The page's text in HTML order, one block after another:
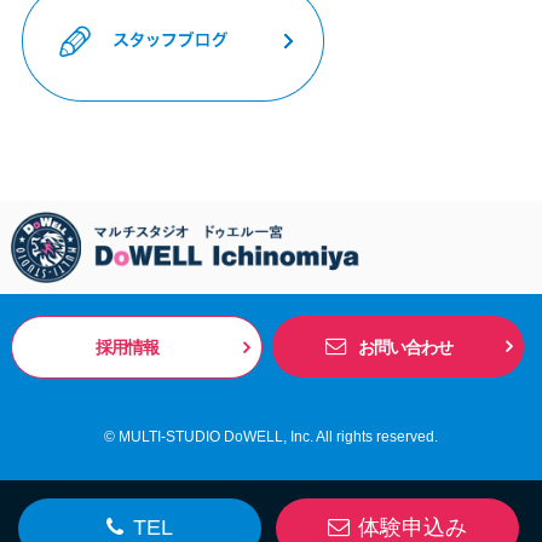
採用情報 お問い合わせ
© MULTI-STUDIO DoWELL, Inc. All rights reserved.
TEL 体験申込み